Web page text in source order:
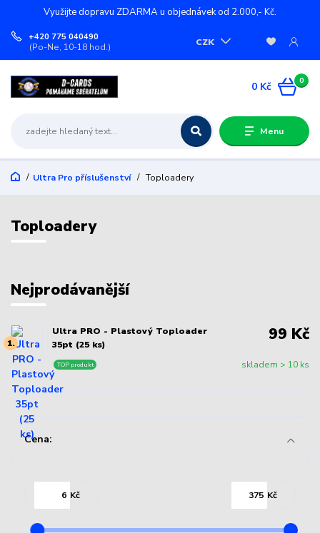
Využijte dopravu ZDARMA u objednávek od 2.000,- Kč.
Menu
CZK
+420 775 040490
(Po-Ne, 10-18 hod.)
0
0 Kč
Ultra Pro příslušenství Toploadery
Toploadery
Nejprodávanější
1.
Ultra PRO - Plastový Toploader
35pt (25 ks)
skladem > 10 ks
TOP produkt
99 Kč
Cena:
Kč Kč